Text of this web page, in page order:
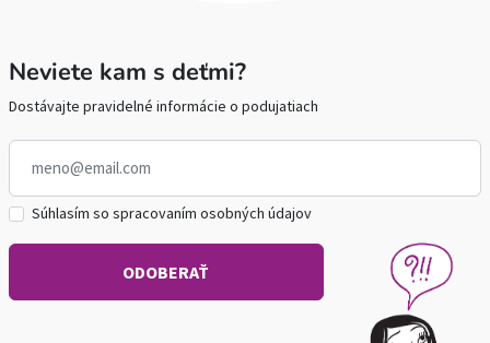
Neviete kam s deťmi?
Dostávajte pravidelné informácie o podujatiach
Súhlasím so spracovaním osobných údajov